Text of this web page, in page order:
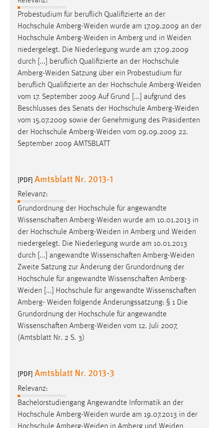
Probestudium für beruflich Qualifizierte an der
Hochschule Amberg-Weiden wurde am 17.09.2009 an der
Hochschule Amberg-Weiden in Amberg und in Weiden
niedergelegt. Die Niederlegung wurde am 17.09.2009
durch [...] beruflich Qualifizierte an der Hochschule
Amberg-Weiden Satzung über ein Probestudium für
beruflich Qualifizierte an der Hochschule Amberg-Weiden
vom 17. September 2009 Auf Grund [...] aufgrund des
Beschlusses des Senats der Hochschule Amberg-Weiden
vom 15.07.2009 sowie der Genehmigung des Präsidenten
der Hochschule Amberg-Weiden vom 09.09.2009 22.
September 2009 AMTSBLATT
[PDF] Amtsblatt Nr. 2013-1
Relevanz:
Grundordnung der Hochschule für angewandte
Wissenschaften Amberg-Weiden wurde am 10.01.2013 in
der Hochschule Amberg-Weiden in Amberg und Weiden
niedergelegt. Die Niederlegung wurde am 10.01.2013
durch [...] angewandte Wissenschaften Amberg-Weiden
Zweite Satzung zur Änderung der Grundordnung der
Hochschule für angewandte Wissenschaften Amberg-
Weiden [...] Hochschule für angewandte Wissenschaften
Amberg- Weiden folgende Änderungssatzung: § 1 Die
Grundordnung der Hochschule für angewandte
Wissenschaften Amberg-Weiden vom 12. Juli 2007,
(Amtsblatt Nr. 2 S. 3)
[PDF] Amtsblatt Nr. 2013-3
Relevanz:
Bachelorstudiengang Angewandte Informatik an der
Hochschule Amberg-Weiden wurde am 19.07.2013 in der
Hochschule Amberg-Weiden in Amberg und Weiden